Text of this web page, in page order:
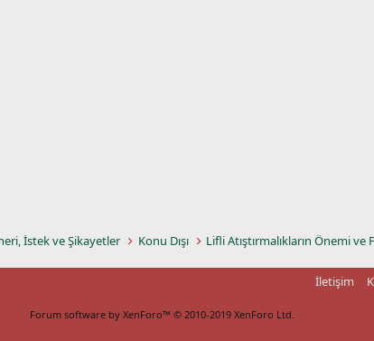
İstek ve Şikayetler Konu Dışı Lifli Atıştırmalıkların Önemi ve
İletişim
Forum software by XenForo™ © 2010-2019 XenForo Ltd.